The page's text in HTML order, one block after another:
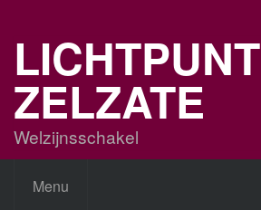
LICHTPUNT
ZELZATE
Welzijnsschakel
Menu